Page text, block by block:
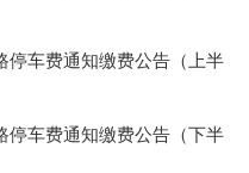
停车费通知缴费公告（上半
停车费通知缴费公告（下半